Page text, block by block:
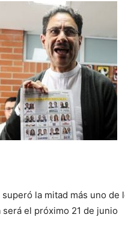
la mitad más uno de
el próximo 21 de junio